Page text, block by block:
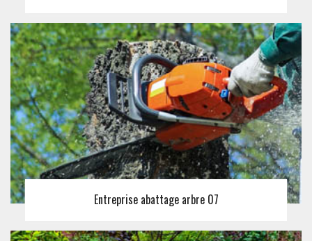
Entreprise abattage arbre 07